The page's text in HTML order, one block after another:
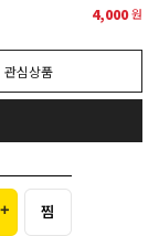
4,000원
관심상품